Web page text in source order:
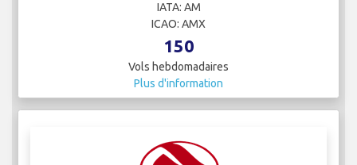
IATA: AM
ICAO: AMX
150
Vols hebdomadaires
Plus d'information